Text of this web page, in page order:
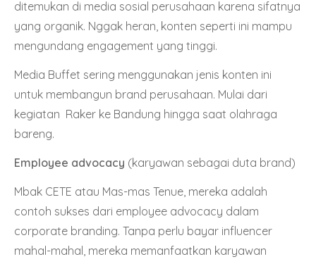
ditemukan di media sosial perusahaan karena sifatnya
yang organik. Nggak heran, konten seperti ini mampu
mengundang engagement yang tinggi.
Media Buffet sering menggunakan jenis konten ini
untuk membangun brand perusahaan. Mulai dari
kegiatan Raker ke Bandung hingga saat olahraga
bareng.
Employee advocacy (karyawan sebagai duta brand)
Mbak CETE atau Mas-mas Tenue, mereka adalah
contoh sukses dari employee advocacy dalam
corporate branding. Tanpa perlu bayar influencer
mahal-mahal, mereka memanfaatkan karyawan